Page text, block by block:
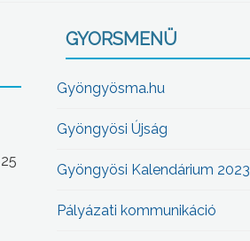
GYORSMENÜ
Gyöngyösma.hu
Gyöngyösi Újság
Gyöngyösi Kalendárium 2023
Pályázati kommunikáció